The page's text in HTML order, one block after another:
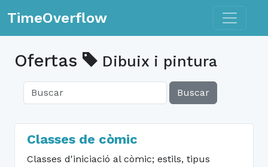
TimeOverflow Toggle
Ofertas Dibuix i pintura
Buscar
Classes de còmic
Classes d'iniciació al còmic; estils, tipus